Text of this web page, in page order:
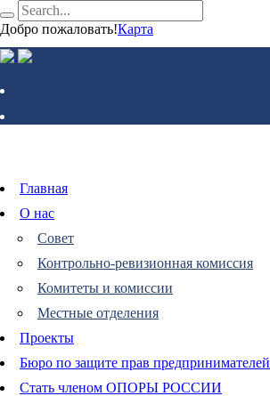
Добро пожаловать!Карта
Главная
О нас
Совет
Контрольно-ревизионная комиссия
Комитеты и комиссии
Местные отделения
Проекты
Бюро по защите прав предпринимателей
Стать членом ОПОРЫ РОССИИ